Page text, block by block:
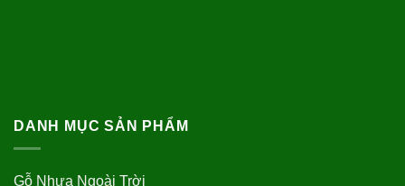
DANH MỤC SẢN PHẨM
Gỗ Nhựa Ngoài Trời